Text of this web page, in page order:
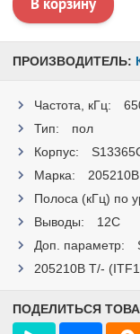
ПРОИЗВОДИТЕЛЬ:
Частота, кГц:
Тип:
пол
Корпус:
Марка:
205210B
Полоса (кГц) по
Выводы:
12C
Доп. параметр:
205210B T/-
ПОДЕЛИТЬСЯ